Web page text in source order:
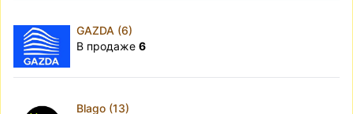
GAZDA (6)
В продаже 6
Blago (13)